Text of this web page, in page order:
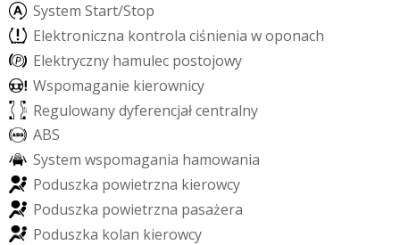
System Start/Stop
Elektroniczna kontrola ciśnienia woponach
Elektryczny hamulec postojowy
Wspomaganie kierownicy
Regulowanydyferencjałcentralny
ABS
System wspomagania hamowania
Poduszka powietrzna kierowcy
Poduszka powietrzna pasażera
Poduszka kolan kierowcy